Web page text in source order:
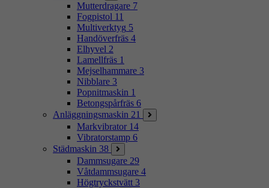
Mutterdragare 7
Fogpistol 11
Multiverktyg 5
Handöverfräs 4
Elhyvel 2
Lamellfräs 1
Mejselhammare 3
Nibblare 3
Popnitmaskin 1
Betongspårfräs 6
Anläggningsmaskin 21
Markvibrator 14
Vibratorstamp 6
Städmaskin 38
Dammsugare 29
Våtdammsugare 4
Högtryckstvätt 3